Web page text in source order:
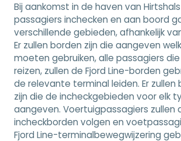
Bij aankomst in de haven van
passagiers inchecken en aan boord
verschillende gebieden, afhankelijk
Er zullen borden zijn die aangeven
moeten gebruiken, alle passagiers die
reizen, zullen de Fjord Line-borden
de relevante terminal leiden. Er zullen
zijn die de incheckgebieden voor elk
aangeven. Voertuigpassagiers zullen
incheckborden volgen en
Fjord Line-terminalbewegwijzering